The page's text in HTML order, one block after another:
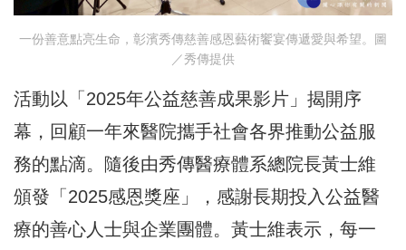
一份善意點亮生命，彰濱秀傳慈善感恩藝術饗宴傳遞愛與希望。圖
／秀傳提供
活動以「2025年公益慈善成果影片」揭開序
幕，回顧一年來醫院攜手社會各界推動公益服
務的點滴。隨後由秀傳醫療體系總院長黃士維
頒發「2025感恩獎座」，感謝長期投入公益醫
療的善心人士與企業團體。黃士維表示，每一